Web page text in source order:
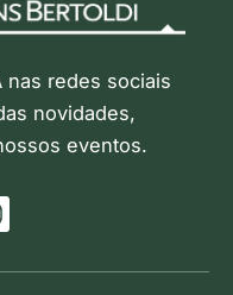
nas redes sociais
novidades,
eventos.